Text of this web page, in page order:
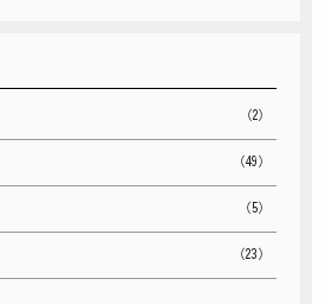
（2）
（49）
（5）
（23）